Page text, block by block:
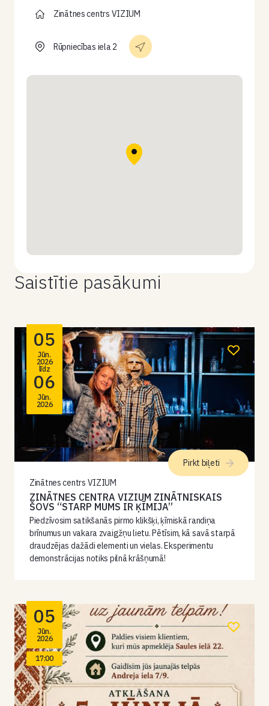
Zinātnes centrs VIZIUM
Rūpniecības iela 2
Saistītie pasākumi
05
Jūn.
2026
līdz
06
Jūn.
2026
Zinātnes centrs VIZIUM
ZINĀTNES CENTRA VIZIUM ZINĀTNISKAIS
ŠOVS “STARP MUMS IR ĶĪMIJA”
Piedzīvosim satikšanās pirmo klikšķi, ķīmiskā randiņa
brīnumus un vakara zvaigžņu lietu. Pētīsim, kā savā starpā
draudzējas dažādi elementi un vielas. Eksperimentu
demonstrācijas notiks pilnā krāšņumā!
Pirkt biļeti
05
Jūn.
2026
17:00